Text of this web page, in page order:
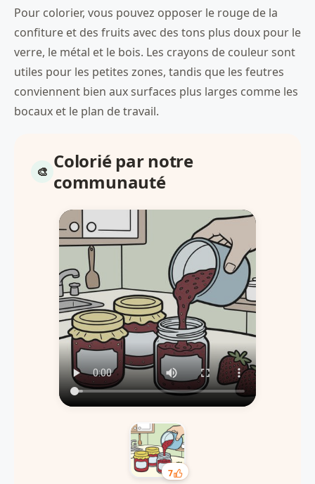
Pour colorier, vous pouvez opposer le rouge de la
confiture et des fruits avec des tons plus doux pour le
verre, le métal et le bois. Les crayons de couleur sont
utiles pour les petites zones, tandis que les feutres
conviennent bien aux surfaces plus larges comme les
bocaux et le plan de travail.
Colorié par notre
communauté
7